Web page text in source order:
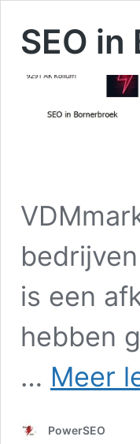
SEO
is een
hebben
… Meer
PowerSEO